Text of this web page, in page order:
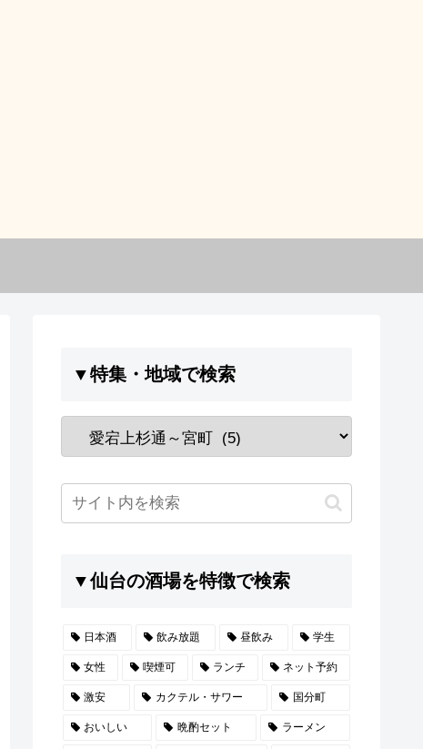
▼特集・地域で検索
▼仙台の酒場を特徴で検索
日本酒 飲み放題 昼飲み 学生
女性 喫煙可 ランチ ネット予約
激安 カクテル・サワー 国分町
おいしい 晩酌セット ラーメン